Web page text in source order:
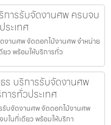
ารรับจัดงานศพ ครบจบ
ระเทศ
งานศพ จัดดอกไม้งานศพ จำหน่าย
ยว พร้อมให้บริการทั่ว
ร บริการรับจัดงานศพ
ารทั่วประเทศ
รับจัดงานศพ จัดดอกไม้งานศพ
ในที่เดียว พร้อมให้บริกา